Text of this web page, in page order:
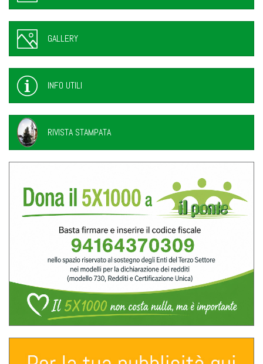
GALLERY
INFO UTILI
RIVISTA STAMPATA